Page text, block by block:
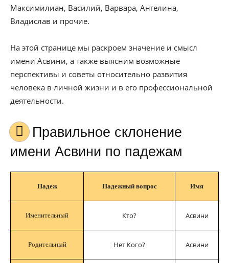
Максимилиан, Василий, Варвара, Ангелина,
Владислав и прочие.
На этой странице мы раскроем значение и смысл
имени Асвини, а также выясним возможные
перспективы и советы относительно развития
человека в личной жизни и в его профессиональной
деятельности.
Правильное склонение
имени Асвини по падежам
Падеж Падежный вопрос Имя
Именительный Кто? Асвини
Родительный Нет Кого? Асвини